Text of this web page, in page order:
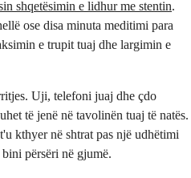
shqetësimin e lidhur me stentin.
ose disa minuta meditimi para
e trupit tuaj dhe largimin e
Uji, telefoni juaj dhe çdo
të jenë në tavolinën tuaj të natës.
kthyer në shtrat pas një udhëtimi
përsëri në gjumë.